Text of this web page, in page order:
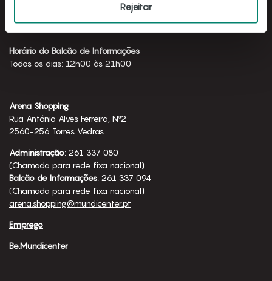
Rejeitar
Horário do Balcão de Informações
Todos os dias: 12h00 às 21h00
Arena Shopping
Rua António Alves Ferreira, Nº2
2560-256 Torres Vedras
Administração: 261 337 080
(Chamada para rede fixa nacional)
Balcão de Informações: 261 337 094
(Chamada para rede fixa nacional)
arena.shopping@mundicenter.pt
Emprego
Be.Mundicenter